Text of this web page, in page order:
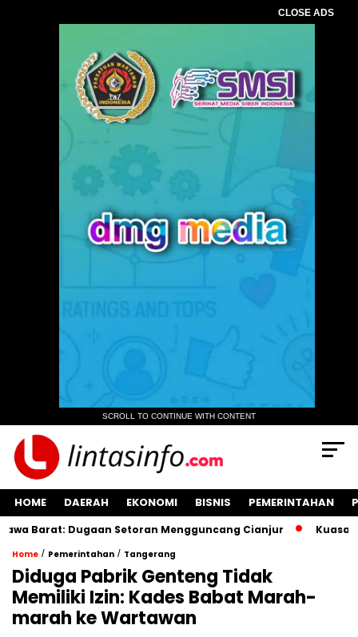
CLOSE ADS
SCROLL TO CONTINUE WITH CONTENT
HOME DAERAH EKONOMI BISNIS PEMERINTAHAN
Barat: Dugaan Setoran Mengguncang Cianjur Kuasa
Home / Pemerintahan / Tangerang
‎Diduga Pabrik Genteng Tidak
Memiliki Izin: Kades Babat Marah-
marah ke Wartawan